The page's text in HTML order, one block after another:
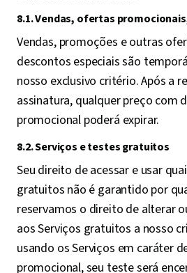
8.1. Vendas, ofertas
Vendas, promoções e outras
descontos especiais são
nosso exclusivo critério. Após a
assinatura, qualquer preço com
promocional poderá expirar.
8.2. Serviços e testes gratuitos
Seu direito de acessar e usar
gratuitos não é garantido por
reservamos o direito de alterar
aos Serviços gratuitos a nosso
usando os Serviços em caráter
promocional, seu teste será